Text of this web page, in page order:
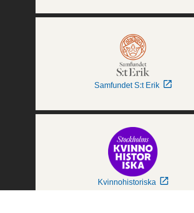
Samfundet S:t Erik
Kvinnohistoriska